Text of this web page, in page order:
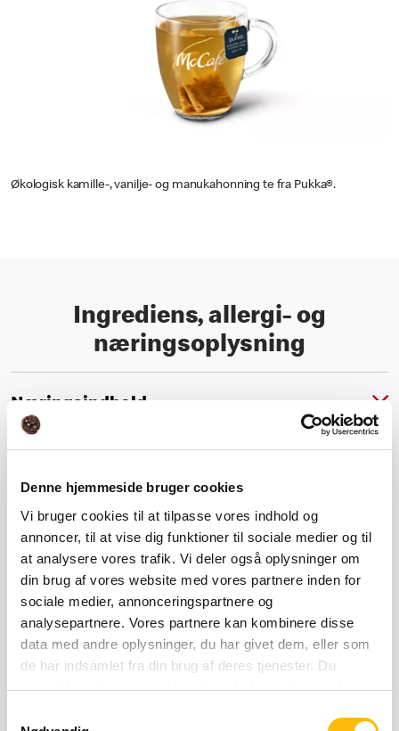
Denne hjemmeside bruger cookies
Vi bruger cookies til at tilpasse vores indhold og
annoncer, til at vise dig funktioner til sociale medier og til
at analysere vores trafik. Vi deler også oplysninger om
din brug af vores website med vores partnere inden for
sociale medier, annonceringspartnere og
analysepartnere. Vores partnere kan kombinere disse
data med andre oplysninger, du har givet dem, eller som
de har indsamlet fra din brug af deres tjenester. Du
samtykker til vores cookies, hvis du fortsætter med at
Økologisk kamille-, vanilje- og manukahonning te fra Pukka®.
Ingrediens, allergi- og
næringsoplysning
Næringsindhold
Næringsberegner
Relaterede produkter